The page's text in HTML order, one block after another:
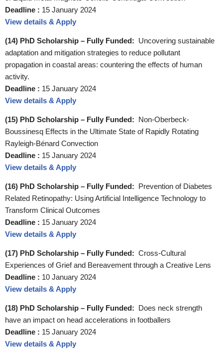
Deadline : 15 January 2024
View details & Apply
(14) PhD Scholarship – Fully Funded: Uncovering sustainable
adaptation and mitigation strategies to reduce pollutant
propagation in coastal areas: countering the effects of human
activity.
Deadline : 15 January 2024
View details & Apply
(15) PhD Scholarship – Fully Funded: Non-Oberbeck-
Boussinesq Effects in the Ultimate State of Rapidly Rotating
Rayleigh-Bénard Convection
Deadline : 15 January 2024
View details & Apply
(16) PhD Scholarship – Fully Funded: Prevention of Diabetes
Related Retinopathy: Using Artificial Intelligence Technology to
Transform Clinical Outcomes
Deadline : 15 January 2024
View details & Apply
(17) PhD Scholarship – Fully Funded: Cross-Cultural
Experiences of Grief and Bereavement through a Creative Lens
Deadline : 10 January 2024
View details & Apply
(18) PhD Scholarship – Fully Funded: Does neck strength
have an impact on head accelerations in footballers
Deadline : 15 January 2024
View details & Apply